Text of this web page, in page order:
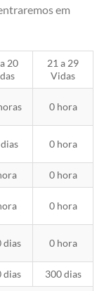
em
20
21 a 29
Vidas
0 hora
0 hora
0 hora
0 hora
dias 0 hora
dias 300 dias